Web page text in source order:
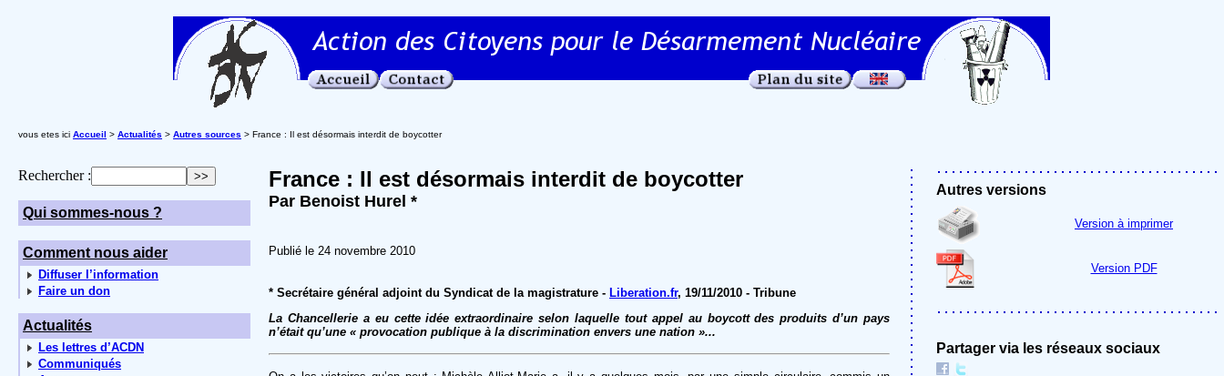
vous etes ici Accueil > Actualités > Autres sources > France : Il est désormais interdit de boycotter
Rechercher :
Qui sommes-nous ?
Comment nous aider
Diffuser l’information
Faire un don
Actualités
Les lettres d’ACDN
Communiqués
France : Il est désormais interdit de boycotter
Par Benoist Hurel *
Publié le 24 novembre 2010
* Secrétaire général adjoint du Syndicat de la magistrature - Liberation.fr, 19/11/2010 - Tribune
La Chancellerie a eu cette idée extraordinaire selon laquelle tout appel au boycott des produits d’un pays
n’était qu’une « provocation publique à la discrimination envers une nation »...
Autres versions
Version à imprimer
Version PDF
Partager via les réseaux sociaux